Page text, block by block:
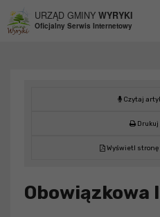
URZĄD GMINY WYRYKI
Oficjalny Serwis Internetowy
Czytaj
Drukuj
Wyświetl stronę
Obowiązkowa